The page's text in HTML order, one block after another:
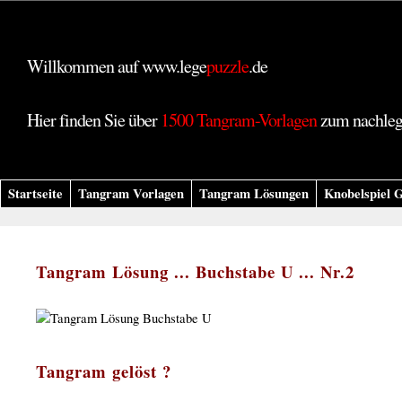
Willkommen auf www.legepuzzle.de
Hier finden Sie über1500 Tangram-Vorlagenzum
Startseite Tangram Vorlagen Tangram Lösungen Knobelspiel
Tangram Lösung ... Buchstabe U ... Nr.2
Tangram gelöst ?